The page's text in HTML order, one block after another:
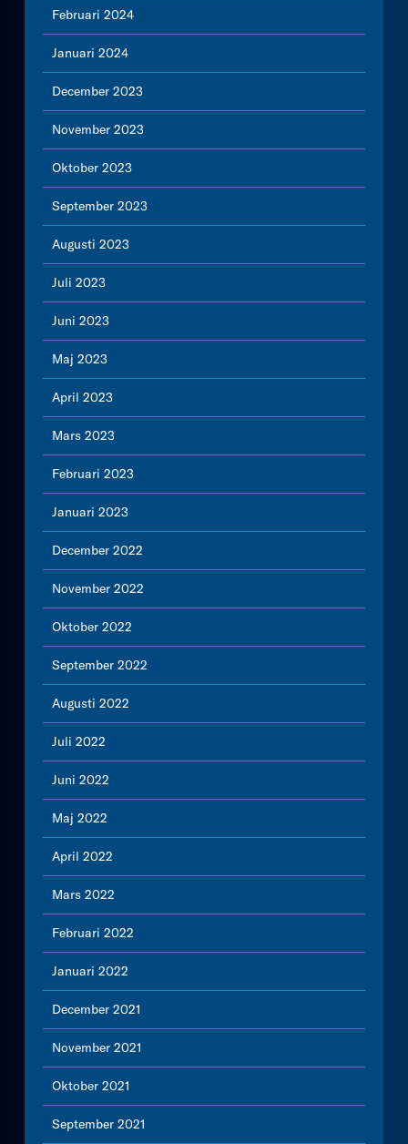
Februari 2024
Januari 2024
December 2023
November 2023
Oktober 2023
September 2023
Augusti 2023
Juli 2023
Juni 2023
Maj 2023
April 2023
Mars 2023
Februari 2023
Januari 2023
December 2022
November 2022
Oktober 2022
September 2022
Augusti 2022
Juli 2022
Juni 2022
Maj 2022
April 2022
Mars 2022
Februari 2022
Januari 2022
December 2021
November 2021
Oktober 2021
September 2021